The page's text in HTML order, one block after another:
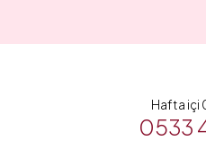
Hafta içi
0533